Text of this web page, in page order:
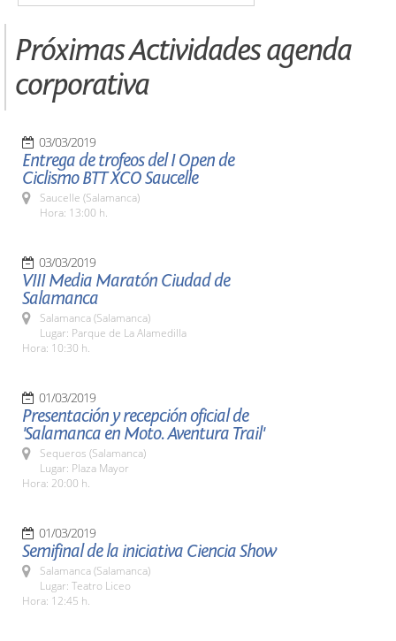
Próximas Actividades agenda
corporativa
03/03/2019
Entrega de trofeos del I Open de
Ciclismo BTT XCO Saucelle
Saucelle (Salamanca)
Hora: 13:00 h.
03/03/2019
VIII Media Maratón Ciudad de
Salamanca
Salamanca (Salamanca)
Lugar: Parque de La Alamedilla
Hora: 10:30 h.
01/03/2019
Presentación y recepción oficial de
'Salamanca en Moto. Aventura Trail'
Sequeros (Salamanca)
Lugar: Plaza Mayor
Hora: 20:00 h.
01/03/2019
Semifinal de la iniciativa Ciencia Show
Salamanca (Salamanca)
Lugar: Teatro Liceo
Hora: 12:45 h.